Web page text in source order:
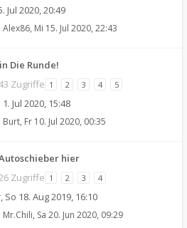
Jul 2020, 20:49
Alex86, Mi 15. Jul 2020, 22:43
Die Runde!
Zugriffe 1 2 3 4 5
1. Jul 2020, 15:48
Burt, Fr 10. Jul 2020, 00:35
hier
Zugriffe 1 2 3 4
, So 18. Aug 2019, 16:10
Mr.Chili, Sa 20. Jun 2020, 09:29